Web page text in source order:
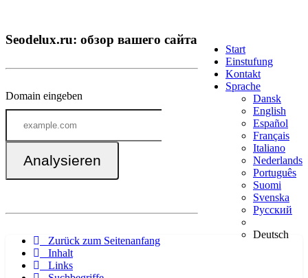
Start
Einstufung
Kontakt
Sprache
Dansk
English
Español
Français
Italiano
Nederlands
Português
Suomi
Svenska
Русский
Deutsch
Seodelux.ru: обзор вашего сайта
Domain eingeben
Analysieren
Zurück zum Seitenanfang
Inhalt
Links